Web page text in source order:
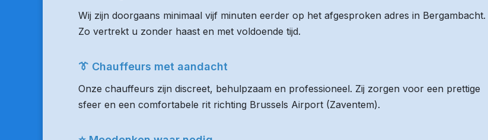
Wij zijn doorgaans minimaal vijf minuten eerder op het afgesproken adres in Bergambacht.
Zo vertrekt u zonder haast en met voldoende tijd.
👔 Chauffeurs met aandacht
Onze chauffeurs zijn discreet, behulpzaam en professioneel. Zij zorgen voor een prettige
sfeer en een comfortabele rit richting Brussels Airport (Zaventem).